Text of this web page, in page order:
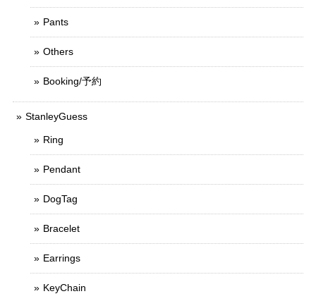
Pants
Others
Booking/予約
StanleyGuess
Ring
Pendant
DogTag
Bracelet
Earrings
KeyChain